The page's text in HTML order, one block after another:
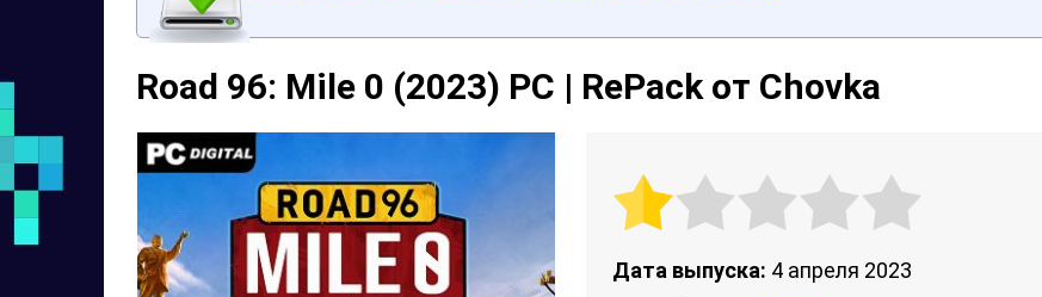
Road 96: Mile 0 (2023) PC | RePack от Chovka
Дата выпуска: 4 апреля 2023